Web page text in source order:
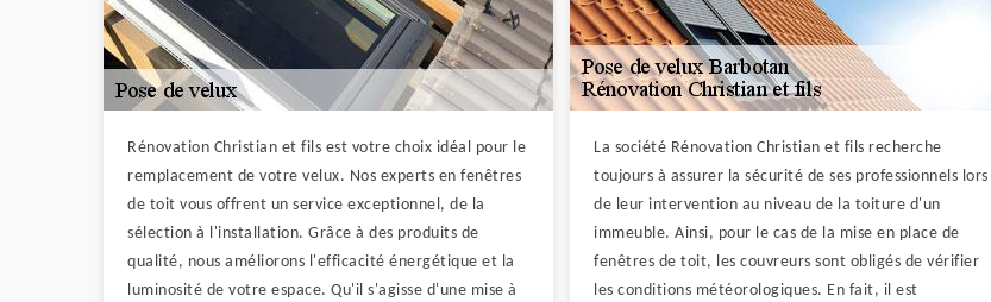
Rénovation Christian et fils est votre choix idéal pour le
remplacement de votre velux. Nos experts en fenêtres
de toit vous offrent un service exceptionnel, de la
sélection à l'installation. Grâce à des produits de
qualité, nous améliorons l'efficacité énergétique et la
luminosité de votre espace. Qu'il s'agisse d'une mise à
La société Rénovation Christian et fils recherche
toujours à assurer la sécurité de ses professionnels lors
de leur intervention au niveau de la toiture d'un
immeuble. Ainsi, pour le cas de la mise en place de
fenêtres de toit, les couvreurs sont obligés de vérifier
les conditions météorologiques. En fait, il est